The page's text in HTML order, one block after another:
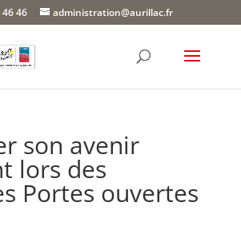
46 46 administration@aurillac.fr
son avenir
lors des
Portes ouvertes